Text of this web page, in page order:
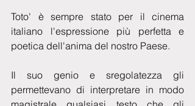
Toto' è sempre stato per il cinema
italiano l'espressione più perfetta e
poetica dell'anima del nostro Paese.
Il suo genio e sregolatezza gli
permettevano di interpretare in modo